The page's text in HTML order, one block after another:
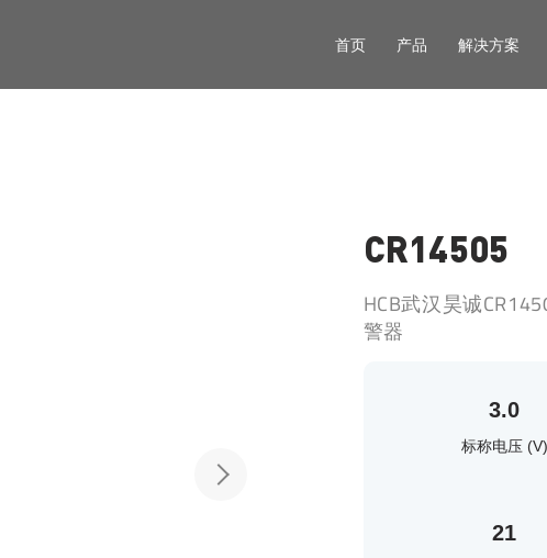
首页 产品 解决方案
CR14505
HCB武汉昊诚
警器
3.0
标称电压 (V)
21